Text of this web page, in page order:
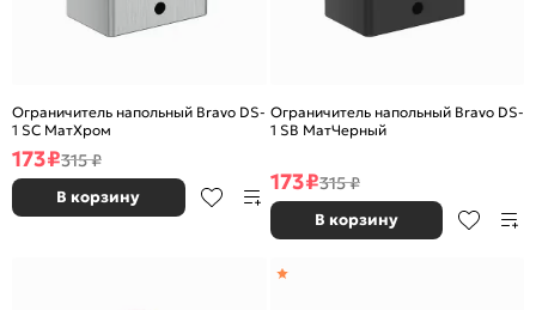
Ограничитель напольный Bravo DS-
1 SC МатХром
173₽315 ₽
В корзину
Ограничитель напольный Bravo DS-
1 SB МатЧерный
173₽315 ₽
В корзину